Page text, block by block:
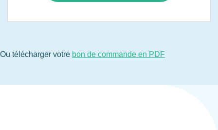
Ou télécharger votre bon de commande en PDF